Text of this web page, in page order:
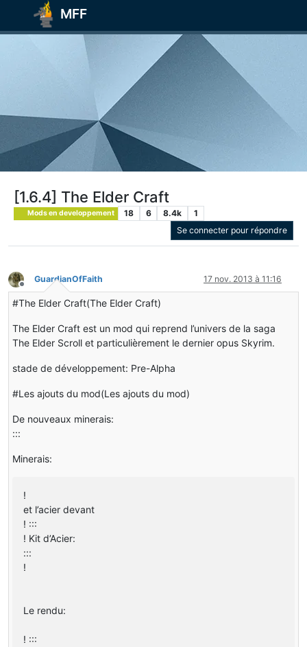
MFF
[1.6.4] The Elder Craft
Mods en developpement 18 6 8.4k
1
Se connecter pour répondre
Hors-ligne
GuardianOfFaith 17 nov. 2013 à 11:16
#The Elder Craft(The Elder Craft)
The Elder Craft est un mod qui reprend l’univers de la saga
The Elder Scroll et particulièrement le dernier opus Skyrim.
stade de développement: Pre-Alpha
#Les ajouts du mod(Les ajouts du mod)
De nouveaux minerais:
:::
Minerais:
!
et l’acier devant
! :::
! Kit d’Acier:
:::
!
Le rendu:
! :::